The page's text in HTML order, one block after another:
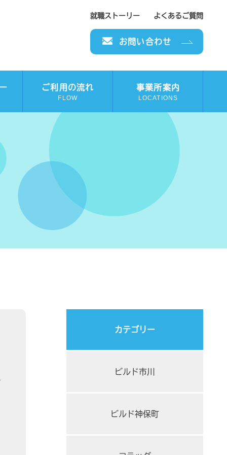
就職ストーリー よくあるご質問
お問い合わせ
ご利用の流れ
FLOW
事業所案内
LOCATIONS
カテゴリー
ビルド市川
ビルド神保町